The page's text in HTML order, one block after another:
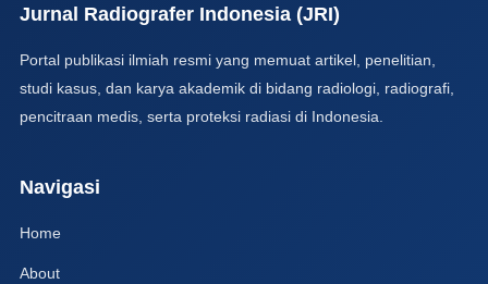
Jurnal Radiografer Indonesia (JRI)
Portal publikasi ilmiah resmi yang memuat artikel, penelitian,
studi kasus, dan karya akademik di bidang radiologi, radiografi,
pencitraan medis, serta proteksi radiasi di Indonesia.
Navigasi
Home
About